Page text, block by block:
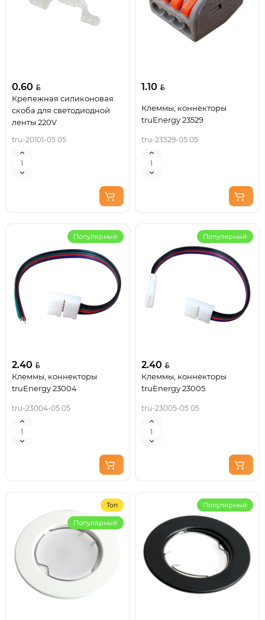
0.60
Крепежная силиконовая
скоба для светодиодной
ленты 220V
tru-20101-05 05
1.10
Клеммы, коннекторы
truEnergy 23529
tru-23529-05 05
Популярный
2.40
Клеммы, коннекторы
truEnergy 23004
tru-23004-05 05
Популярный
2.40
Клеммы, коннекторы
truEnergy 23005
tru-23005-05 05
Топ
Популярный
Популярный